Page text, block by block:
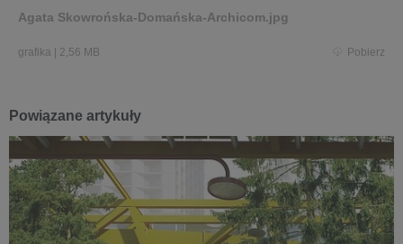
Agata Skowrońska-Domańska-Archicom.jpg
grafika 2,56 MB Pobierz
Powiązane artykuły